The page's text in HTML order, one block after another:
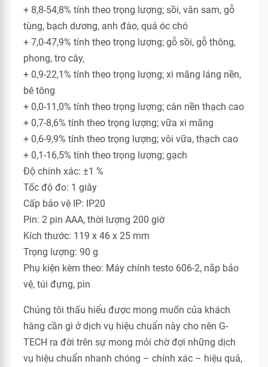
+ 8,8-54,8% tính theo trọng lượng; sồi, vân sam, gỗ
tùng, bạch dương, anh đào, quả óc chó
+ 7,0-47,9% tính theo trọng lượng; gỗ sồi, gỗ thông,
phong, tro cây,
+ 0,9-22,1% tính theo trọng lượng; xi măng láng nền,
bê tông
+ 0,0-11,0% tính theo trọng lượng; cán nền thạch cao
+ 0,7-8,6% tính theo trọng lượng; vữa xi măng
+ 0,6-9,9% tính theo trọng lượng; vôi vữa, thạch cao
+ 0,1-16,5% tính theo trọng lượng; gạch
Độ chính xác: ±1 %
Tốc độ đo: 1 giây
Cấp bảo vệ IP: IP20
Pin: 2 pin AAA, thời lượng 200 giờ
Kích thước: 119 x 46 x 25 mm
Trọng lượng: 90 g
Phụ kiện kèm theo: Máy chính testo 606-2, nắp bảo
vệ, túi đựng, pin
Chúng tôi thấu hiểu được mong muốn của khách
hàng cần gì ở dịch vụ hiệu chuẩn này cho nên G-
TECH ra đời trên sự mong mỏi chờ đợi những dịch
vụ hiệu chuẩn nhanh chóng – chính xác – hiệu quả,